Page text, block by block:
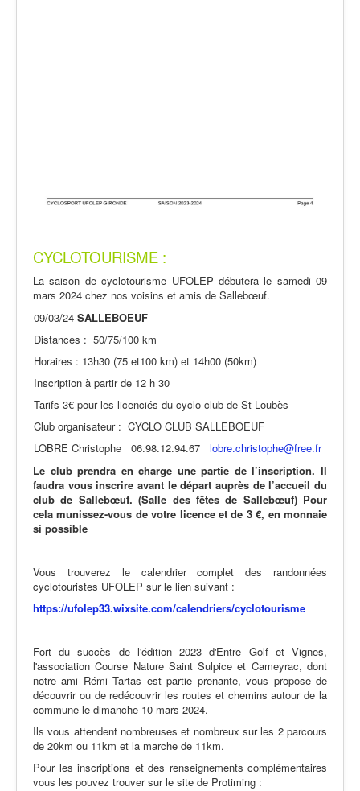
CYCLOTOURISME :
La saison de cyclotourisme UFOLEP débutera le samedi 09
mars 2024 chez nos voisins et amis de Sallebœuf.
09/03/24 SALLEBOEUF
Distances : 50/75/100 km
Horaires : 13h30 (75 et100 km) et 14h00 (50km)
Inscription à partir de 12 h 30
Tarifs 3€ pour les licenciés du cyclo club de St-Loubès
Club organisateur : CYCLO CLUB SALLEBOEUF
LOBRE Christophe 06.98.12.94.67 lobre.christophe@free.fr
Le club prendra en charge une partie de l’inscription. Il
faudra vous inscrire avant le départ auprès de l’accueil du
club de Sallebœuf. (Salle des fêtes de Sallebœuf) Pour
cela munissez-vous de votre licence et de 3 €, en monnaie
si possible
Vous trouverez le calendrier complet des randonnées
cyclotouristes UFOLEP sur le lien suivant :
https://ufolep33.wixsite.com/calendriers/cyclotourisme
Fort du succès de l'édition 2023 d'Entre Golf et Vignes,
l'association Course Nature Saint Sulpice et Cameyrac, dont
notre ami Rémi Tartas est partie prenante, vous propose de
découvrir ou de redécouvrir les routes et chemins autour de la
commune le dimanche 10 mars 2024.
Ils vous attendent nombreuses et nombreux sur les 2 parcours
de 20km ou 11km et la marche de 11km.
Pour les inscriptions et des renseignements complémentaires
vous les pouvez trouver sur le site de Protiming :